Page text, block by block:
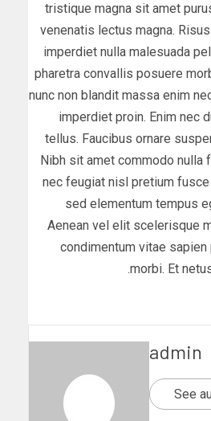
tristique magna sit amet
venenatis lectus magna.
imperdiet nulla malesuada
pharetra convallis posuere
nunc non blandit massa enim
imperdiet proin. Enim nec
tellus. Faucibus ornare
Nibh sit amet commodo nulla
nec feugiat nisl pretium
sed elementum tempus
Aenean vel elit scelerisque
condimentum vitae
morbi. Et
admin
See